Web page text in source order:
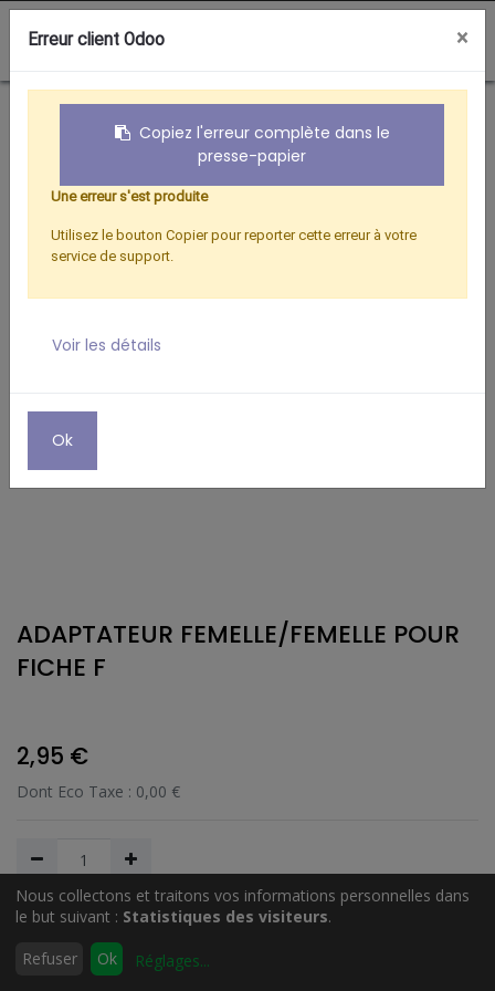
Rechercher
0
Boutique
ADAPTATEUR FEMELLE/FEMELLE POUR FICHE F
ADAPTATEUR FEMELLE/FEMELLE POUR
FICHE F
2,95 €
Dont Eco Taxe : 0,00 €
Ajouter au Panier
Nous collectons et traitons vos informations personnelles dans
le but suivant : Statistiques des visiteurs.
Refuser Ok Réglages...
Erreur client Odoo ×
Copiez l'erreur complète dans le
presse-papier
Une erreur s'est produite
Utilisez le bouton Copier pour reporter cette erreur à votre
service de support.
Voir les détails
Ok